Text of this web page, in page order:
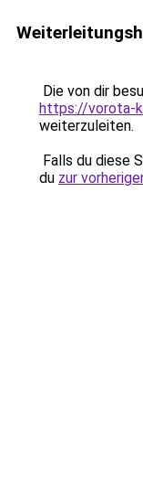
Die von dir
https://vorota-
weiterzuleiten.
Falls du diese
du zur